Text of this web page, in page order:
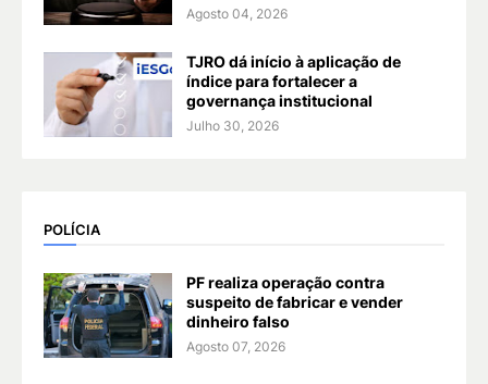
Agosto 04, 2026
TJRO dá início à aplicação de
índice para fortalecer a
governança institucional
Julho 30, 2026
POLÍCIA
PF realiza operação contra
suspeito de fabricar e vender
dinheiro falso
Agosto 07, 2026